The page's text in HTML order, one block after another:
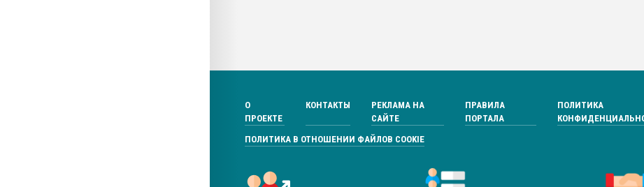
О
ПРОЕКТЕ
КОНТАКТЫ
РЕКЛАМА НА
САЙТЕ
ПРАВИЛА
ПОРТАЛА
ПОЛИТИКА
ПОЛИТИКА В ОТНОШЕНИИ ФАЙЛОВ COOKIE